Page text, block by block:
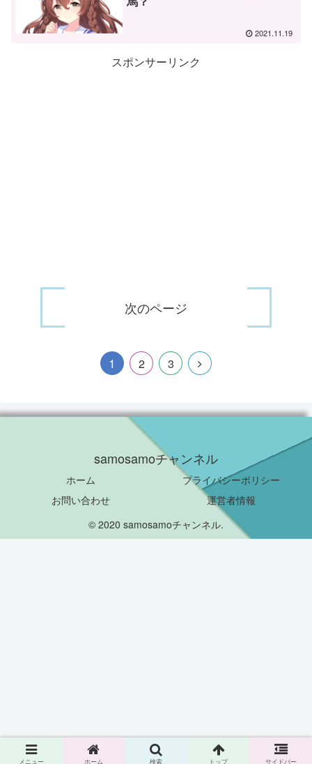
2021.11.19
スポンサーリンク
次のページ
1 2 3
samosamoチャンネル
ホーム
プライバシーポリシー
お問い合わせ
運営者情報
© 2020 samosamoチャンネル.
メニュー ホーム 検索 トップ サイドバー